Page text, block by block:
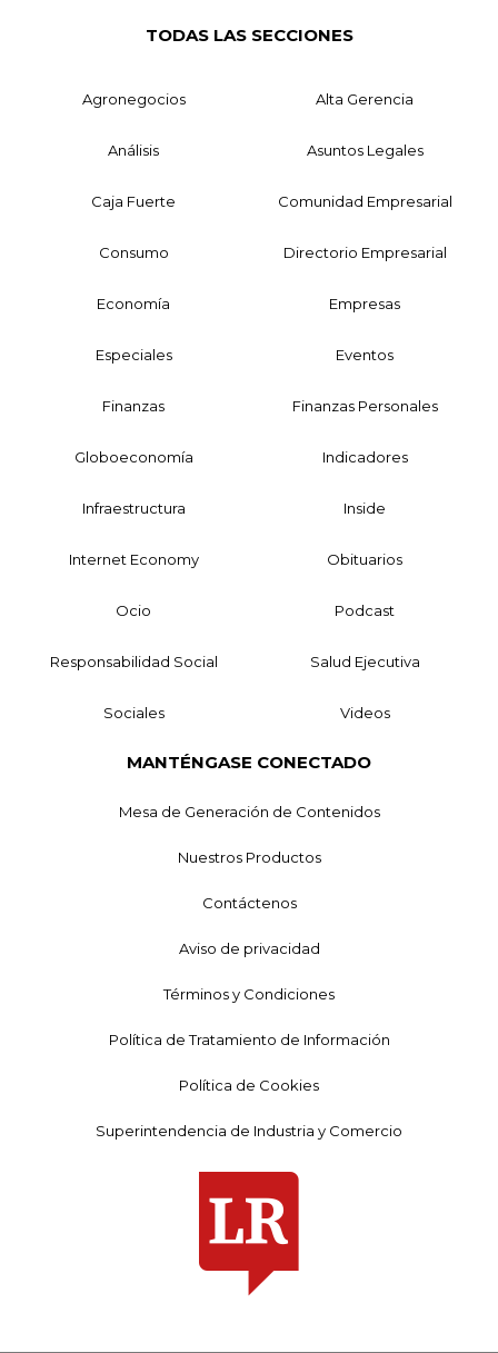
TODAS LAS SECCIONES
Agronegocios Alta Gerencia
Análisis Asuntos Legales
Caja Fuerte Comunidad Empresarial
Consumo Directorio Empresarial
Economía Empresas
Especiales Eventos
Finanzas Finanzas Personales
Globoeconomía Indicadores
Infraestructura Inside
Internet Economy Obituarios
Ocio Podcast
Responsabilidad Social Salud Ejecutiva
Sociales Videos
MANTÉNGASE CONECTADO
Mesa de Generación de Contenidos
Nuestros Productos
Contáctenos
Aviso de privacidad
Términos y Condiciones
Política de Tratamiento de Información
Política de Cookies
Superintendencia de Industria y Comercio